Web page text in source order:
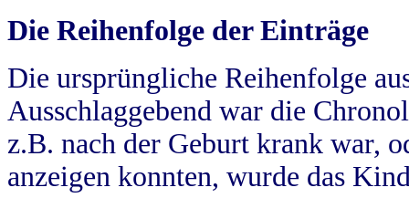
Die Reihenfolge der Einträge
Die ursprüngliche Reihenfolge
Ausschlaggebend war die
z.B. nach der Geburt krank war,
anzeigen konnten, wurde das